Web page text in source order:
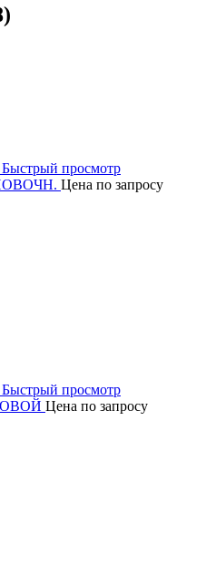
Быстрый просмотр
Цена по запросу
Быстрый просмотр
Цена по запросу